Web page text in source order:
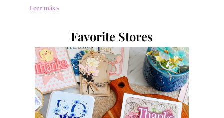
Leer más »
Favorite Stores